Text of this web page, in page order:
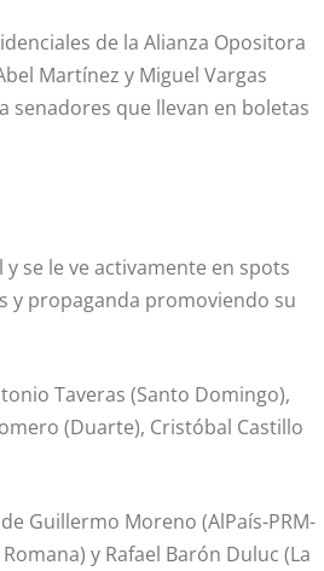
de la Alianza Opositora
Martínez y Miguel Vargas
senadores que llevan en boletas
se le ve activamente en spots
y propaganda promoviendo su
Taveras (Santo Domingo),
(Duarte), Cristóbal Castillo
Guillermo Moreno (AlPaís-PRM-
y Rafael Barón Duluc (La